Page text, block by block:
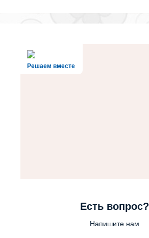
Решаем вместе
Есть вопрос?
Напишите нам